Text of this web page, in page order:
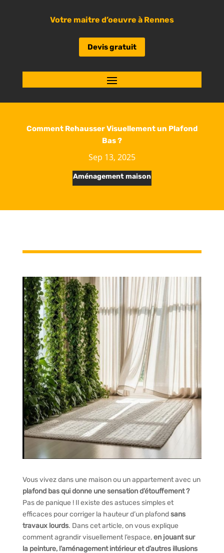
Votre maitre d’oeuvre à Rennes
Devis gratuit
Comment Rehausser Visuellement un Plafond
Bas ?
Sep 13, 2025
Aménagement maison
Vous vivez dans une maison ou un appartement avec un
plafond bas qui donne une sensation d’étouffement ?
Pas de panique ! Il existe des astuces simples et
efficaces pour corriger la hauteur d’un plafondsans
travaux lourds. Dans cet article, on vous explique
comment agrandir visuellement l’espace,en jouant sur
la peinture, l’aménagement intérieur et d’autres illusions